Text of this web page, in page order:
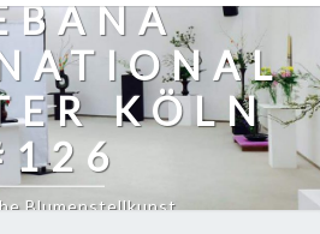
KÖLN
Blumenstellkunst